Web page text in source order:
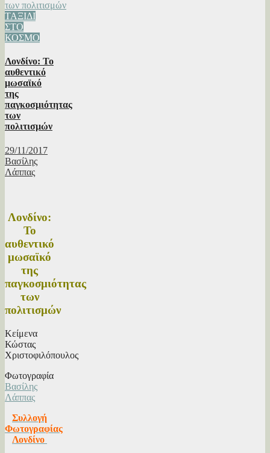
ΤΑΞΙΔΙ
ΣΤΟ
ΚΟΣΜΟ
Λονδίνο: Το
αυθεντικό
μωσαϊκό
της
παγκοσμιότητας
των
πολιτισμών
29/11/2017
Βασίλης
Λάππας
Λονδίνο:
Το
αυθεντικό
μωσαϊκό
της
παγκοσμιότητας
των
πολιτισμών
Κείμενα
Κώστας
Χριστοφιλόπουλος
Φωτογραφία
Βασίλης
Λάππας
Συλλογή
Φωτογραφίας
Λονδίνο